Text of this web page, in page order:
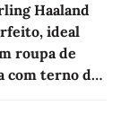
Haaland
ideal
roupa de
com terno de